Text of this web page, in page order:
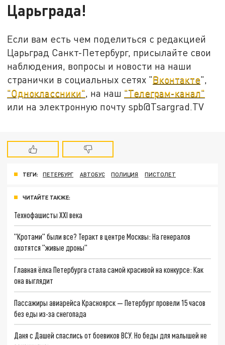
Царьграда!
Если вам есть чем поделиться с редакцией
Царьград Санкт-Петербург, присылайте свои
наблюдения, вопросы и новости на наши
странички в социальных сетях "Вконтакте",
"Одноклассники", на наш "Телеграм-канал"
или на электронную почту spb@Tsargrad.TV
ТЕГИ: ПЕТЕРБУРГ АВТОБУС ПОЛИЦИЯ ПИСТОЛЕТ
ЧИТАЙТЕ ТАКЖЕ:
Технофашисты XXI века
"Кротами" были все? Теракт в центре Москвы: На генералов
охотятся "живые дроны"
Главная ёлка Петербурга стала самой красивой на конкурсе: Как
она выглядит
Пассажиры авиарейса Красноярск — Петербург провели 15 часов
без еды из-за снегопада
Даня с Дашей спаслись от боевиков ВСУ. Но беды для малышей не